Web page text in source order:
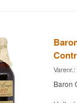
Alc.
70 cl.
Baron